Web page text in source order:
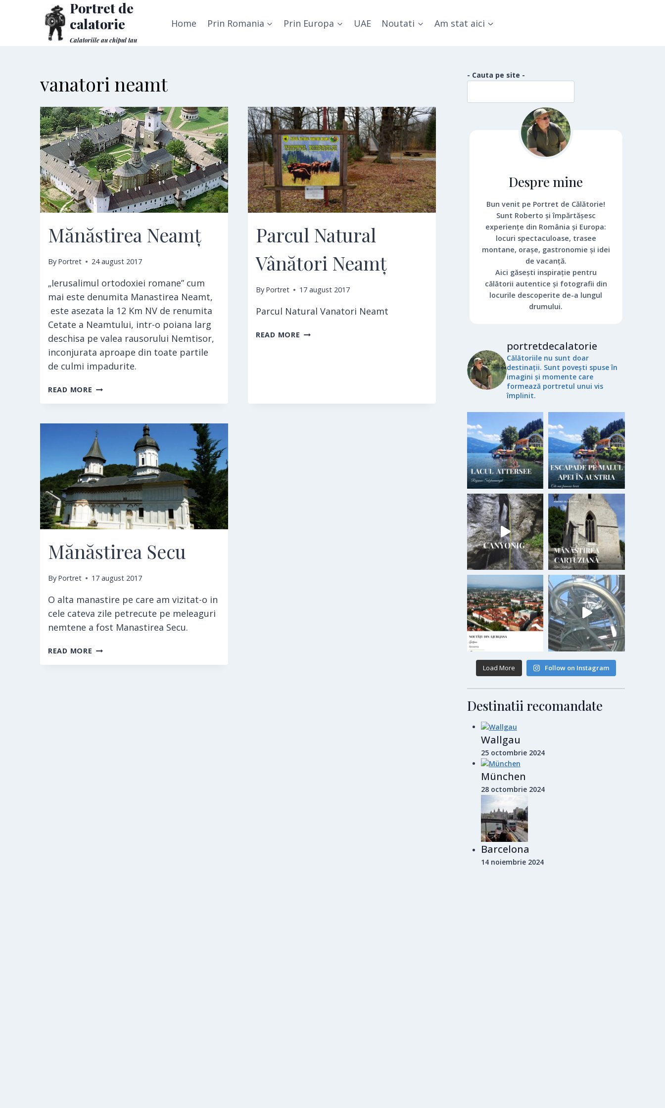
Portret de
calatorie
Calatoriile au chipul tau
Home Prin Romania Prin Europa UAE Noutati Am stat aici
vanatori neamt
Mănăstirea Neamț
By Portret 24 august 2017
„Ierusalimul ortodoxiei romane” cum
mai este denumita Manastirea Neamt,
este asezata la 12 Km NV de renumita
Cetate a Neamtului, intr-o poiana larg
deschisa pe valea rausorului Nemtisor,
inconjurata aproape din toate partile
de culmi impadurite.
READ MORE MĂNĂSTIREA
Parcul Natural
Vânători Neamț
By Portret 17 august 2017
Parcul Natural Vanatori Neamt
READ MORE PARCUL
Mănăstirea Secu
By Portret 17 august 2017
O alta manastire pe care am vizitat-o in
cele cateva zile petrecute pe meleaguri
nemtene a fost Manastirea Secu.
READ MORE MĂNĂSTIREA
- Cauta pe site -
Despre mine
Bun venit pe Portret de Călătorie!
Sunt Roberto și împărtășesc
experiențe din România și Europa:
locuri spectaculoase, trasee
montane, orașe, gastronomie și idei
de vacanță.
Aici găsești inspirație pentru
călătorii autentice și fotografii din
locurile descoperite de-a lungul
drumului.
portretdecalatorie
Călătoriile nu sunt doar
destinații. Sunt povești spuse în
imagini și momente care
formează portretul unui vis
împlinit.
Load More Follow on Instagram
Destinatii recomandate
Wallgau
25 octombrie 2024
München
28 octombrie 2024
Barcelona
14 noiembrie 2024